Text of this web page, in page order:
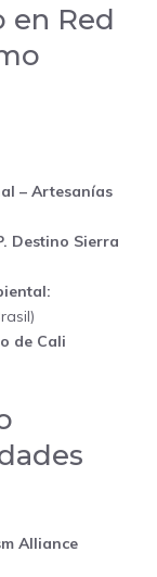
en Red
– Artesanías
Destino Sierra
de Cali
Alliance